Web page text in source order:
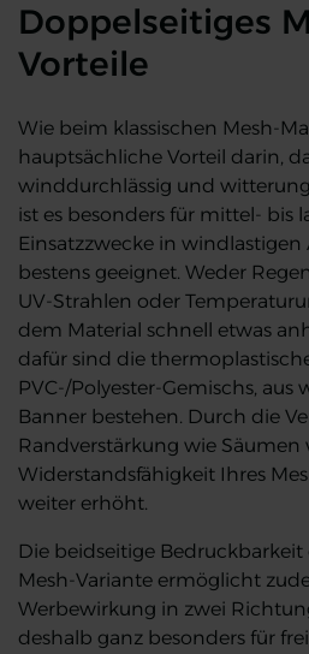
Doppelseitiges
Vorteile
Wie beim klassischen Mesh-
hauptsächliche Vorteil darin,
winddurchlässig und
ist es besonders für mittel- bis
Einsatzzwecke in
bestens geeignet. Weder
UV-Strahlen oder
dem Material schnell etwas
dafür sind die
PVC-/Polyester-Gemischs, aus
Banner bestehen. Durch die
Randverstärkung wie Säumen
Widerstandsfähigkeit Ihres
weiter erhöht.
Die beidseitige
Mesh-Variante ermöglicht
Werbewirkung in zwei
deshalb ganz besonders für